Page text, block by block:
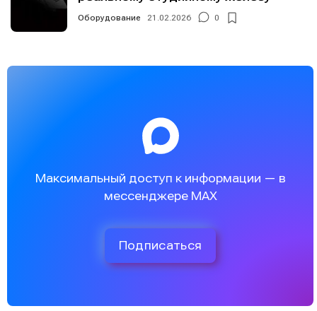
Оборудование 21.02.2026 0
Максимальный доступ к информации — в
мессенджере MAX
Подписаться